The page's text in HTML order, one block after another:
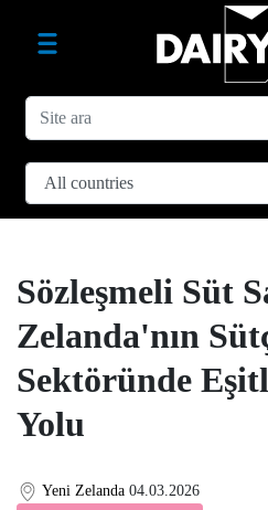
Sözleşmeli Süt
Zelanda'nın
Sektöründe
Yolu
Yeni Zelanda 04.03.2026